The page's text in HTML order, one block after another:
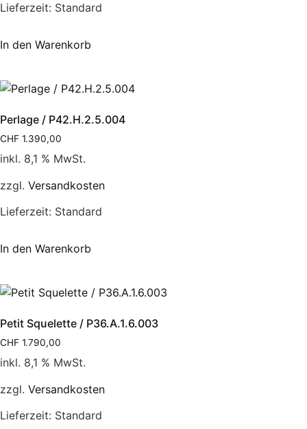
Lieferzeit: Standard
In den Warenkorb
Perlage / P42.H.2.5.004
CHF 1.390,00
inkl. 8,1 % MwSt.
zzgl. Versandkosten
Lieferzeit: Standard
In den Warenkorb
Petit Squelette / P36.A.1.6.003
CHF 1.790,00
inkl. 8,1 % MwSt.
zzgl. Versandkosten
Lieferzeit: Standard